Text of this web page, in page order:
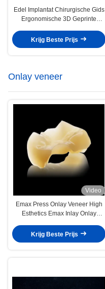
Edel Implantat Chirurgische Gids
Ergonomische 3D Geprinte
Krijg Beste Prijs
Onlay veneer
Video
Emax Press Onlay Veneer High
Esthetics Emax Inlay Onlay
Krijg Beste Prijs